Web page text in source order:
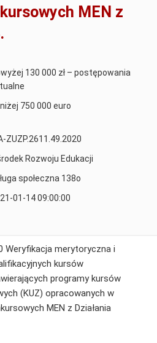
MEN z
130 000 zł – postępowania
750 000 euro
ZUZP.2611.49.2020
Rozwoju Edukacji
społeczna 138o
01-14 09:00:00
Weryfikacja merytoryczna i
kursów
programy kursów
(KUZ) opracowanych w
MEN z Działania